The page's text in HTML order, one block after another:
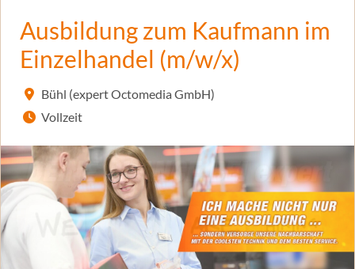
Ausbildung zum Kaufmann im
Einzelhandel (m/w/x)
Bühl (expert Octomedia GmbH)
Vollzeit